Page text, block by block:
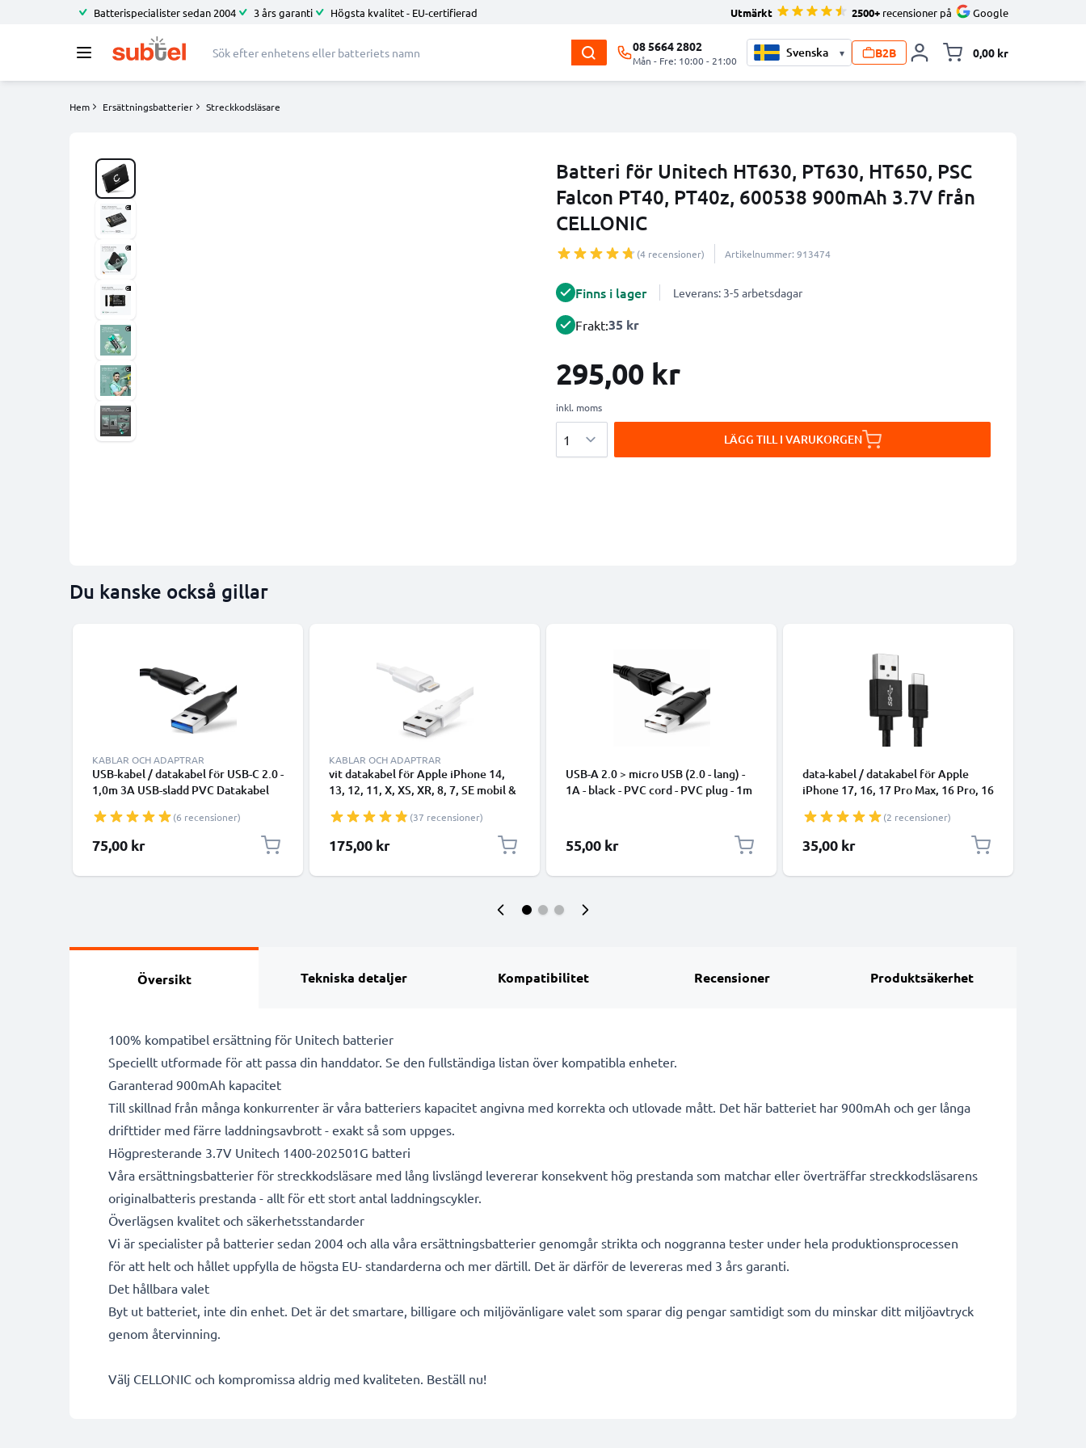
Batterispecialister sedan 2004 3 års garanti Högsta kvalitet - EU-certifierad Utmärkt 2500+ recensioner på Google
08 5664 2802
Mån - Fre: 10:00 - 21:00
▾ B2B 0,00 kr
Hem Ersättningsbatterier Streckkodsläsare
Batteri för Unitech HT630, PT630, HT650, PSC
Falcon PT40, PT40z, 600538 900mAh 3.7V från
CELLONIC
(4 recensioner) Artikelnummer: 913474
Finns i lager Leverans: 3-5 arbetsdagar
Frakt:35 kr
295,00 kr
inkl. moms
LÄGG TILL I VARUKORGEN
Du kanske också gillar
KABLAR OCH ADAPTRAR
USB-kabel / datakabel för USB-C 2.0 -
1,0m 3A USB-sladd PVC Datakabel
(6 recensioner)
75,00 kr
KABLAR OCH ADAPTRAR
vit datakabel för Apple iPhone 14,
13, 12, 11, X, XS, XR, 8, 7, SE mobil &
överföring - USB-sladd(37 recensioner)
175,00 kr
USB-A 2.0 > micro USB (2.0 - lang) -
1A - black - PVC cord - PVC plug - 1m
55,00 kr
data-kabel / datakabel för Apple
iPhone 17, 16, 17 Pro Max, 16 Pro, 16
Samsung Galaxy S25 Ultra, S25
Google Pixel 10, 9a, 10 Pro, 10 Pro
XL Xiaomi 15 Ultra, Redmi Note 14
(2 recensioner)
35,00 kr
Översikt Tekniska detaljer Kompatibilitet Recensioner Produktsäkerhet
100% kompatibel ersättning för Unitech batterier
Speciellt utformade för att passa din handdator. Se den fullständiga listan över kompatibla enheter.
Garanterad 900mAh kapacitet
Till skillnad från många konkurrenter är våra batteriers kapacitet angivna med korrekta och utlovade mått. Det här batteriet har 900mAh och ger långa
drifttider med färre laddningsavbrott - exakt så som uppges.
Högpresterande 3.7V Unitech 1400-202501G batteri
Våra ersättningsbatterier för streckkodsläsare med lång livslängd levererar konsekvent hög prestanda som matchar eller överträffar streckkodsläsarens
originalbatteris prestanda - allt för ett stort antal laddningscykler.
Överlägsen kvalitet och säkerhetsstandarder
Vi är specialister på batterier sedan 2004 och alla våra ersättningsbatterier genomgår strikta och noggranna tester under hela produktionsprocessen
för att helt och hållet uppfylla de högsta EU- standarderna och mer därtill. Det är därför de levereras med 3 års garanti.
Det hållbara valet
Byt ut batteriet, inte din enhet. Det är det smartare, billigare och miljövänligare valet som sparar dig pengar samtidigt som du minskar ditt miljöavtryck
genom återvinning.
Välj CELLONIC och kompromissa aldrig med kvaliteten. Beställ nu!